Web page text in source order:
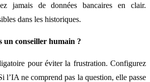
jamais de données bancaires en clair.
dans les historiques.
un conseiller humain ?
pour éviter la frustration. Configurez
l’IA ne comprend pas la question, elle passe